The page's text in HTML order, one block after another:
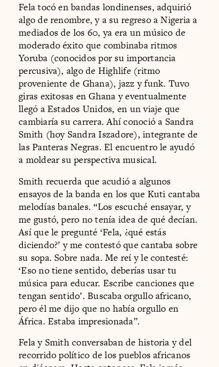
Fela tocó en bandas londinenses, adquirió
algo de renombre, y a su regreso a Nigeria a
mediados de los 60, ya era un músico de
moderado éxito que combinaba ritmos
Yoruba (conocidos por su importancia
percusiva), algo de Highlife (ritmo
proveniente de Ghana), jazz y funk. Tuvo
giras exitosas en Ghana y eventualmente
llegó a Estados Unidos, en un viaje que
cambiaría su carrera. Ahí conoció a Sandra
Smith (hoy Sandra Iszadore), integrante de
las Panteras Negras. El encuentro le ayudó
a moldear su perspectiva musical.
Smith recuerda que acudió a algunos
ensayos de la banda en los que Kuti cantaba
melodías banales. “Los escuché ensayar, y
me gustó, pero no tenía idea de qué decían.
Así que le pregunté ‘Fela, ¿qué estás
diciendo?’ y me contestó que cantaba sobre
su sopa. Sobre nada. Me reí y le contesté:
‘Eso no tiene sentido, deberías usar tu
música para educar. Escribe canciones que
tengan sentido’. Buscaba orgullo africano,
pero él me dijo que no había orgullo en
África. Estaba impresionada”.
Fela y Smith conversaban de historia y del
recorrido político de los pueblos africanos